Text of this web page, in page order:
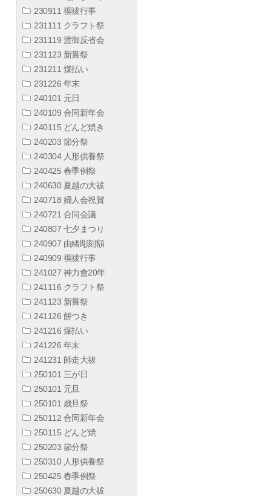
230911 禊祓行事
231111 クラフト祭
231119 渡御反省会
231123 新嘗祭
231211 煤払い
231226 年末
240101 元日
240109 合同新年会
240115 どんど焼き
240203 節分祭
240304 人形供養祭
240425 春季例祭
240630 夏越の大祓
240718 婦人会祝賀
240721 合同会議
240807 七夕まつり
240907 由緒彫刻額
240909 禊祓行事
241027 神力會20年
241116 クラフト祭
241123 新嘗祭
241126 餅つき
241216 煤払い
241226 年末
241231 師走大祓
250101 三が日
250101 元旦
250101 歳旦祭
250112 合同新年会
250115 どんど焼
250203 節分祭
250310 人形供養祭
250425 春季例祭
250630 夏越の大祓